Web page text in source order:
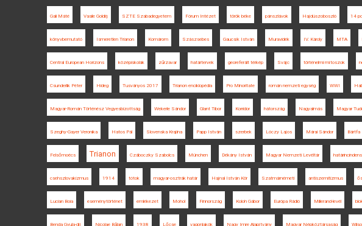
Gali Máté Vasile Goldiș SZTE Szabadegyetem Fórum Intézet török béke pánszlávok Hajdúszoboszló 14
könyvbemutató Ismeretlen Trianon Komárom Szászsebes Gaucsík István Muravidék IV. Károly MTA
Central European Horizons középiskolák zűrzavar határtervek georeferált térkép Svájc történelmi mítoszok
Csunderlik Péter Hideg Tusványos 2017 Trianon enciklopédia Pro Minoritate román nemzeti egység WWI
Magyar-Román Történész Vegyesbizottság Wekerle Sándor Glant Tibor Korridor hátország Nagyalmás Magyar
Szeghy-Gayer Veronika Hatos Pál Slovenska Krajina Papp István szerbek Lóczy Lajos Márai Sándor Bártfa
Felsőmoécs Trianon Czáboczky Szabolcs München Dékány István Magyar Nemzeti Levéltár határincindens
csehszlovakizmus 1914 tótok magyar-osztrák határ Hajnal István Kör Szatmárnémeti antiszemitizmus
Lucian Boia eseménytörténet emlékezet Mohol Finnország Koloh Gábor Európa Rádió Millerand-levél
Benda Gyula-díj Nicolae Bălan 1938 Lőcse vagonlakók Nagy Imre Alapítvány Magyar Népköztársaság